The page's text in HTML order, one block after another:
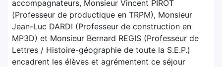
accompagnateurs, Monsieur Vincent PIROT
(Professeur de productique en TRPM), Monsieur
Jean-Luc DARDI (Professeur de construction en
MP3D) et Monsieur Bernard REGIS (Professeur de
Lettres / Histoire-géographie de toute la S.E.P.)
encadrent les élèves et agrémentent ce séjour